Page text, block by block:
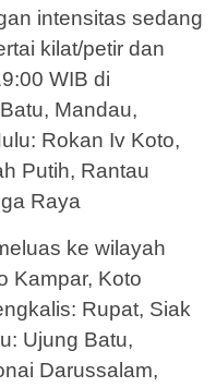
intensitas sedang
kilat/petir dan
WIB di
Mandau,
Rokan Iv Koto,
Putih, Rantau
Raya
ke wilayah
Kampar, Koto
Rupat, Siak
Ujung Batu,
Darussalam,